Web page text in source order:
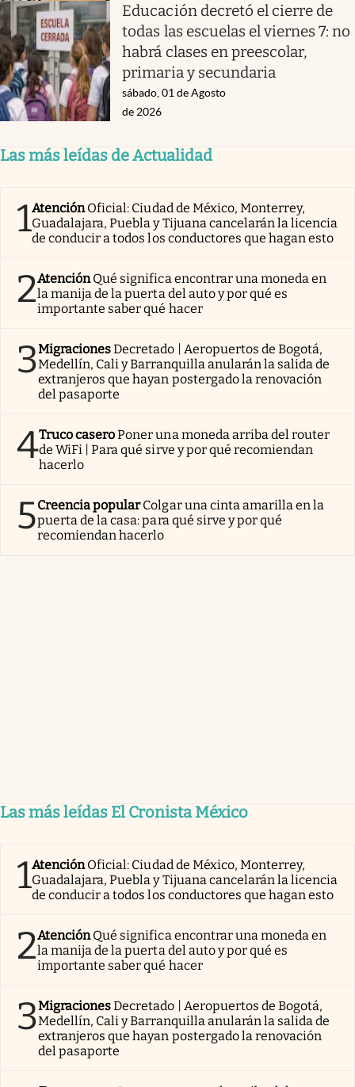
Educación decretó el cierre de
todas las escuelas el viernes 7: no
habrá clases en preescolar,
primaria y secundaria
sábado, 01 de Agosto
de 2026
Las más leídas de Actualidad
1AtenciónOficial: Ciudad de México, Monterrey,
Guadalajara, Puebla y Tijuana cancelarán la licencia
de conducir a todos los conductores que hagan esto
2AtenciónQué significa encontrar una moneda en
la manija de la puerta del auto y por qué es
importante saber qué hacer
3MigracionesDecretado | Aeropuertos de Bogotá,
Medellín, Cali y Barranquilla anularán la salida de
extranjeros que hayan postergado la renovación
del pasaporte
4Truco caseroPoner una moneda arriba del router
de WiFi | Para qué sirve y por qué recomiendan
hacerlo
5Creencia popularColgar una cinta amarilla en la
puerta de la casa: para qué sirve y por qué
recomiendan hacerlo
Las más leídas El Cronista México
1AtenciónOficial: Ciudad de México, Monterrey,
Guadalajara, Puebla y Tijuana cancelarán la licencia
de conducir a todos los conductores que hagan esto
2AtenciónQué significa encontrar una moneda en
la manija de la puerta del auto y por qué es
importante saber qué hacer
3MigracionesDecretado | Aeropuertos de Bogotá,
Medellín, Cali y Barranquilla anularán la salida de
extranjeros que hayan postergado la renovación
del pasaporte